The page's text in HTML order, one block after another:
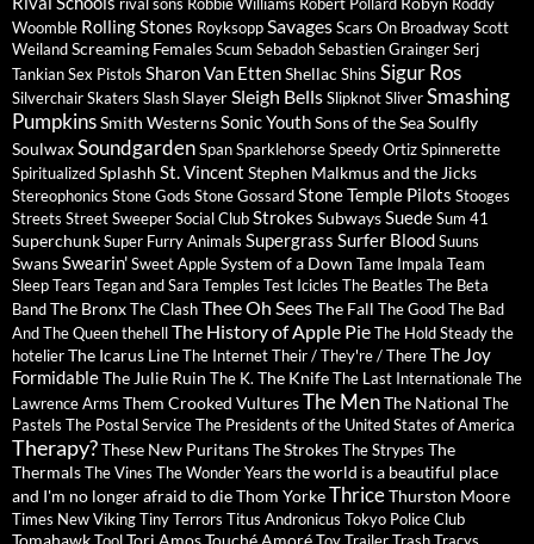
Woomble Rolling Stones RoyksoppSavagesScars On BroadwayScott
WeilandScreaming FemalesScum SebadohSebastien GraingerSerj
TankianSex Pistols Sharon Van EttenShellac Shins Sigur Ros
SilverchairSkaters SlashSlayerSleigh BellsSlipknotSliverSmashing
PumpkinsSmith WesternsSonic YouthSons of the SeaSoulfly
SoulwaxSoundgardenSpanSparklehorseSpeedy OrtizSpinnerette
SpiritualizedSplashh St. Vincent Stephen Malkmus and the Jicks
Stereophonics Stone Gods Stone GossardStone Temple Pilots Stooges
Streets Street Sweeper Social ClubStrokes SubwaysSuedeSum 41
SuperchunkSuper Furry Animals Supergrass Surfer BloodSuuns
SwansSwearin'Sweet AppleSystem of a Down Tame Impala Team
SleepTears Tegan and Sara Temples Test Icicles The Beatles The Beta
BandThe BronxThe ClashThee Oh SeesThe Fall The Good The Bad
And The QueenthehellThe History of Apple PieThe Hold Steadythe
hotelierThe Icarus LineThe InternetTheir / They're / ThereThe Joy
FormidableThe Julie Ruin The K. The KnifeThe Last InternationaleThe
Lawrence Arms Them Crooked VulturesThe MenThe National The
Pastels The Postal ServiceThe Presidents of the United States of America
Therapy?These New PuritansThe StrokesThe Strypes The
ThermalsThe Vines The Wonder Years the world is a beautiful place
and I'm no longer afraid to dieThom YorkeThriceThurston Moore
Times New VikingTiny Terrors Titus Andronicus Tokyo Police Club
Tomahawk Tori AmosTouché Amoré